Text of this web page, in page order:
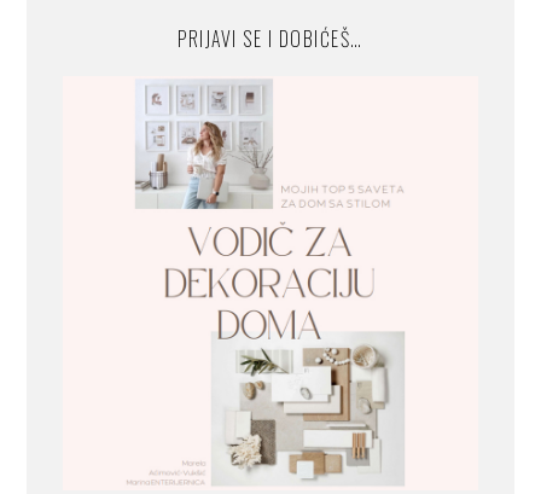
PRIJAVI SE I DOBIĆEŠ…